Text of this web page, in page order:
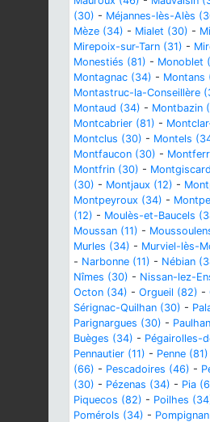
(30) - Méjannes-lès-Alès
Mèze (34) - Mialet (30) -
Mirepoix-sur-Tarn (31) -
Monestiés (81) - Monoblet
Montagnac (34) - Montans
Montastruc-la-Conseillère
Montaud (34) - Montbazin
Montcabrier (81) -
Montclus (30) - Montels
Montfaucon (30) -
Montfrin (30) -
(30) - Montjaux (12) -
Montpeyroux (34) -
(12) - Moulès-et-Baucels
Moussan (11) -
Murles (34) - Murviel-lès-
- Narbonne (11) - Nébian
Nîmes (30) - Nissan-lez-
Octon (34) - Orgueil (82) -
Sérignac-Quilhan (30) -
Parignargues (30) -
Buèges (34) - Pégairolles-
Pennautier (11) - Penne (81)
(66) - Pescadoires (46) -
(30) - Pézenas (34) - Pia
Piquecos (82) - Poilhes
Pomérols (34) -